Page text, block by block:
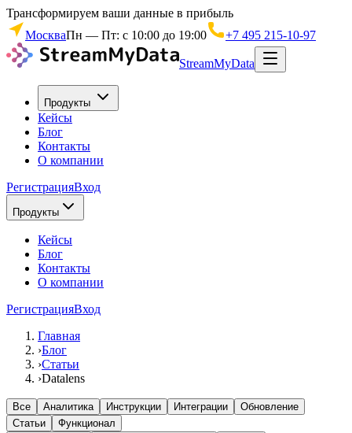
Трансформируем ваши данные в прибыль
МоскваПн — Пт: с 10:00 до 19:00 +7 495 215-10-97
StreamMyData
Продукты
Кейсы
Блог
Контакты
О компании
РегистрацияВход
Продукты
Кейсы
Блог
Контакты
О компании
РегистрацияВход
Главная
›Блог
›Статьи
›Datalens
Все Аналитика Инструкции Интеграции
Обновление
Статьи
Функционал